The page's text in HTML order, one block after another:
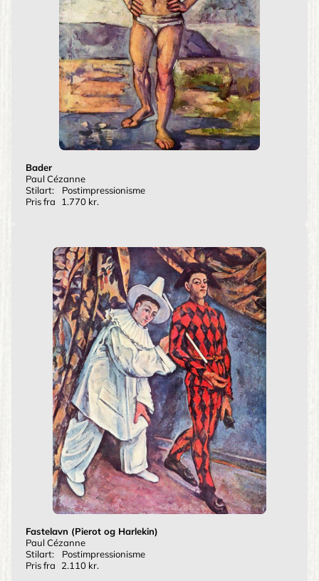
Bader
Paul Cézanne
Stilart:
Postimpressionisme
Pris fra
1.770 kr.
Fastelavn (Pierot og Harlekin)
Paul Cézanne
Stilart:
Postimpressionisme
Pris fra
2.110 kr.